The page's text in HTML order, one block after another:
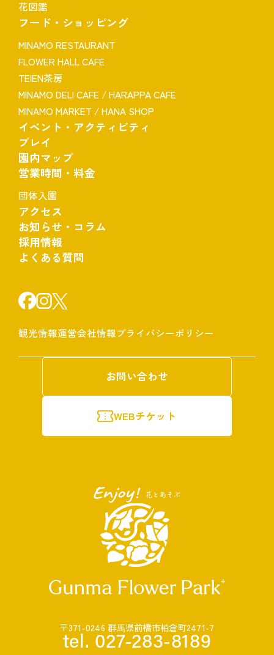
花図鑑
フード・ショッピング
MINAMO RESTAURANT
FLOWER HALL CAFE
TEIEN茶房
MINAMO DELI CAFE / HARAPPA CAFE
MINAMO MARKET / HANA SHOP
イベント・アクティビティ
プレイ
園内マップ
営業時間・料金
団体入園
アクセス
お知らせ・コラム
採用情報
よくある質問
観光情報運営会社情報プライバシーポリシー
お問い合わせ
WEBチケット
〒371-0246 群⾺県前橋市柏倉町2471-7
tel. 027-283-8189